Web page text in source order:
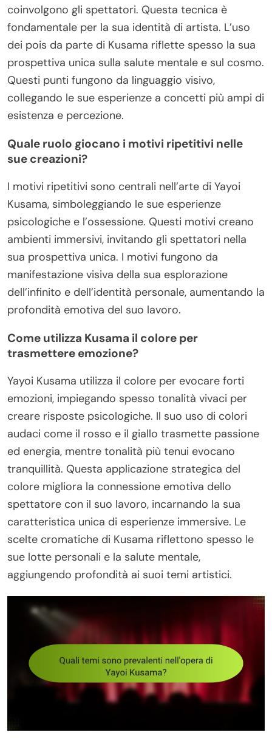
coinvolgono gli spettatori. Questa tecnica è
fondamentale per la sua identità di artista. L’uso
dei pois da parte di Kusama riflette spesso la sua
prospettiva unica sulla salute mentale e sul cosmo.
Questi punti fungono da linguaggio visivo,
collegando le sue esperienze a concetti più ampi di
esistenza e percezione.
Quale ruolo giocano i motivi ripetitivi nelle
sue creazioni?
I motivi ripetitivi sono centrali nell’arte di Yayoi
Kusama, simboleggiando le sue esperienze
psicologiche e l’ossessione. Questi motivi creano
ambienti immersivi, invitando gli spettatori nella
sua prospettiva unica. I motivi fungono da
manifestazione visiva della sua esplorazione
dell’infinito e dell’identità personale, aumentando la
profondità emotiva del suo lavoro.
Come utilizza Kusama il colore per
trasmettere emozione?
Yayoi Kusama utilizza il colore per evocare forti
emozioni, impiegando spesso tonalità vivaci per
creare risposte psicologiche. Il suo uso di colori
audaci come il rosso e il giallo trasmette passione
ed energia, mentre tonalità più tenui evocano
tranquillità. Questa applicazione strategica del
colore migliora la connessione emotiva dello
spettatore con il suo lavoro, incarnando la sua
caratteristica unica di esperienze immersive. Le
scelte cromatiche di Kusama riflettono spesso le
sue lotte personali e la salute mentale,
aggiungendo profondità ai suoi temi artistici.